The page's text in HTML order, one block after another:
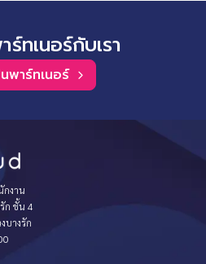
ร์ทเนอร์กับเรา
พาร์ทเนอร์
กงาน
ก ชั้น 4
บางรัก